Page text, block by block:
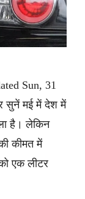
Sun, 31
सुनें मई में देश में
है। लेकिन
कीमत में
एक लीटर